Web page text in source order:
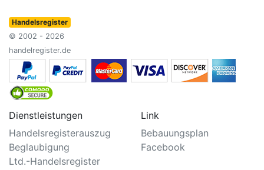
Handelsregister
© 2002 - 2026
handelregister.de
Dienstleistungen
Handelsregisterauszug
Beglaubigung
Ltd.-Handelsregister
Link
Bebauungsplan
Facebook